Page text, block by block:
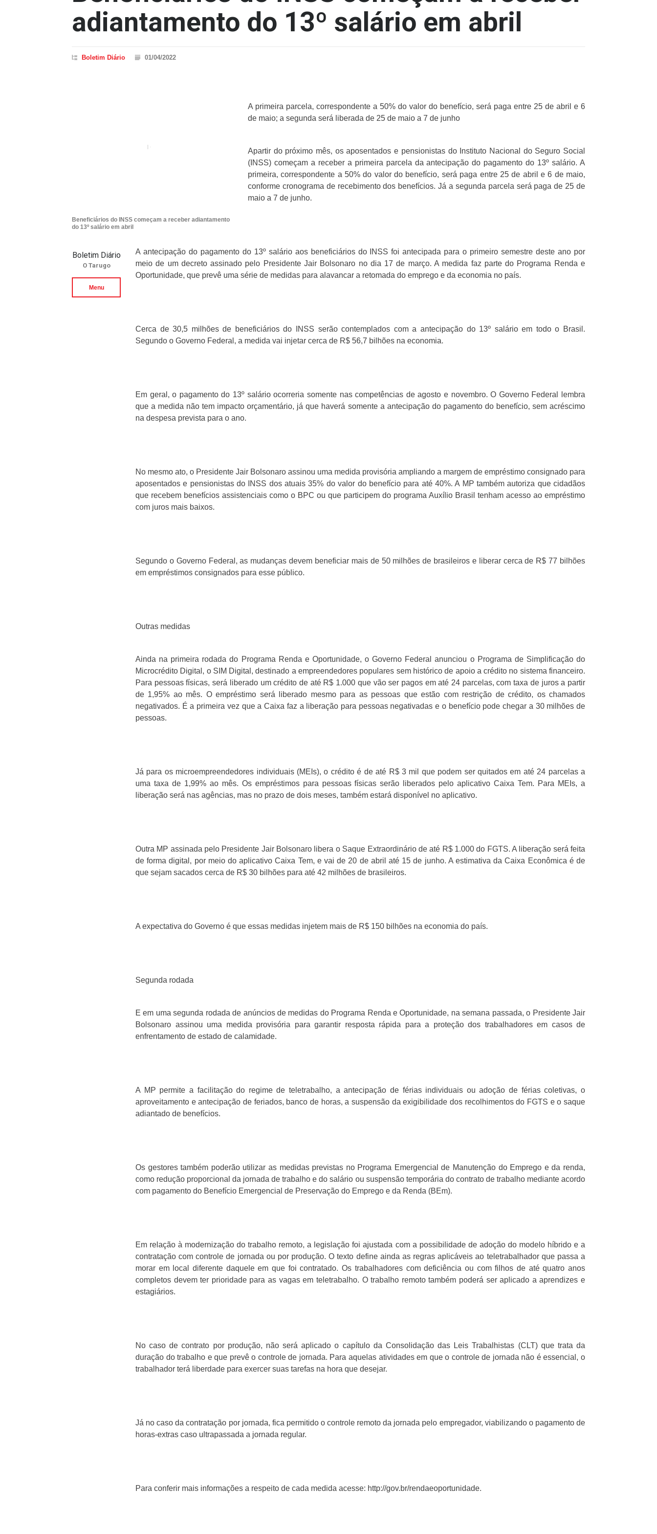
adiantamento do 13º salário em abril
Boletim Diário 01/04/2022
Beneficiários do INSS começam a receber adiantamento
do 13º salário em abril
A primeira parcela, correspondente a 50% do valor do benefício, será paga entre 25 de abril e 6
de maio; a segunda será liberada de 25 de maio a 7 de junho
Apartir do próximo mês, os aposentados e pensionistas do Instituto Nacional do Seguro Social
(INSS) começam a receber a primeira parcela da antecipação do pagamento do 13º salário. A
primeira, correspondente a 50% do valor do benefício, será paga entre 25 de abril e 6 de maio,
conforme cronograma de recebimento dos benefícios. Já a segunda parcela será paga de 25 de
maio a 7 de junho.
A antecipação do pagamento do 13º salário aos beneficiários do INSS foi antecipada para o primeiro semestre deste ano por
meio de um decreto assinado pelo Presidente Jair Bolsonaro no dia 17 de março. A medida faz parte do Programa Renda e
Oportunidade, que prevê uma série de medidas para alavancar a retomada do emprego e da economia no país.
Cerca de 30,5 milhões de beneficiários do INSS serão contemplados com a antecipação do 13º salário em todo o Brasil.
Segundo o Governo Federal, a medida vai injetar cerca de R$ 56,7 bilhões na economia.
Em geral, o pagamento do 13º salário ocorreria somente nas competências de agosto e novembro. O Governo Federal lembra
que a medida não tem impacto orçamentário, já que haverá somente a antecipação do pagamento do benefício, sem acréscimo
na despesa prevista para o ano.
No mesmo ato, o Presidente Jair Bolsonaro assinou uma medida provisória ampliando a margem de empréstimo consignado para
aposentados e pensionistas do INSS dos atuais 35% do valor do benefício para até 40%. A MP também autoriza que cidadãos
que recebem benefícios assistenciais como o BPC ou que participem do programa Auxílio Brasil tenham acesso ao empréstimo
com juros mais baixos.
Segundo o Governo Federal, as mudanças devem beneficiar mais de 50 milhões de brasileiros e liberar cerca de R$ 77 bilhões
em empréstimos consignados para esse público.
Outras medidas
Ainda na primeira rodada do Programa Renda e Oportunidade, o Governo Federal anunciou o Programa de Simplificação do
Microcrédito Digital, o SIM Digital, destinado a empreendedores populares sem histórico de apoio a crédito no sistema financeiro.
Para pessoas físicas, será liberado um crédito de até R$ 1.000 que vão ser pagos em até 24 parcelas, com taxa de juros a partir
de 1,95% ao mês. O empréstimo será liberado mesmo para as pessoas que estão com restrição de crédito, os chamados
negativados. É a primeira vez que a Caixa faz a liberação para pessoas negativadas e o benefício pode chegar a 30 milhões de
pessoas.
Já para os microempreendedores individuais (MEIs), o crédito é de até R$ 3 mil que podem ser quitados em até 24 parcelas a
uma taxa de 1,99% ao mês. Os empréstimos para pessoas físicas serão liberados pelo aplicativo Caixa Tem. Para MEIs, a
liberação será nas agências, mas no prazo de dois meses, também estará disponível no aplicativo.
Outra MP assinada pelo Presidente Jair Bolsonaro libera o Saque Extraordinário de até R$ 1.000 do FGTS. A liberação será feita
de forma digital, por meio do aplicativo Caixa Tem, e vai de 20 de abril até 15 de junho. A estimativa da Caixa Econômica é de
que sejam sacados cerca de R$ 30 bilhões para até 42 milhões de brasileiros.
A expectativa do Governo é que essas medidas injetem mais de R$ 150 bilhões na economia do país.
Segunda rodada
E em uma segunda rodada de anúncios de medidas do Programa Renda e Oportunidade, na semana passada, o Presidente Jair
Bolsonaro assinou uma medida provisória para garantir resposta rápida para a proteção dos trabalhadores em casos de
enfrentamento de estado de calamidade.
A MP permite a facilitação do regime de teletrabalho, a antecipação de férias individuais ou adoção de férias coletivas, o
aproveitamento e antecipação de feriados, banco de horas, a suspensão da exigibilidade dos recolhimentos do FGTS e o saque
adiantado de benefícios.
Os gestores também poderão utilizar as medidas previstas no Programa Emergencial de Manutenção do Emprego e da renda,
como redução proporcional da jornada de trabalho e do salário ou suspensão temporária do contrato de trabalho mediante acordo
com pagamento do Benefício Emergencial de Preservação do Emprego e da Renda (BEm).
Em relação à modernização do trabalho remoto, a legislação foi ajustada com a possibilidade de adoção do modelo híbrido e a
contratação com controle de jornada ou por produção. O texto define ainda as regras aplicáveis ao teletrabalhador que passa a
morar em local diferente daquele em que foi contratado. Os trabalhadores com deficiência ou com filhos de até quatro anos
completos devem ter prioridade para as vagas em teletrabalho. O trabalho remoto também poderá ser aplicado a aprendizes e
estagiários.
No caso de contrato por produção, não será aplicado o capítulo da Consolidação das Leis Trabalhistas (CLT) que trata da
duração do trabalho e que prevê o controle de jornada. Para aquelas atividades em que o controle de jornada não é essencial, o
trabalhador terá liberdade para exercer suas tarefas na hora que desejar.
Já no caso da contratação por jornada, fica permitido o controle remoto da jornada pelo empregador, viabilizando o pagamento de
horas-extras caso ultrapassada a jornada regular.
Para conferir mais informações a respeito de cada medida acesse: http://gov.br/rendaeoportunidade.
Boletim Diário
O Tarugo
Menu